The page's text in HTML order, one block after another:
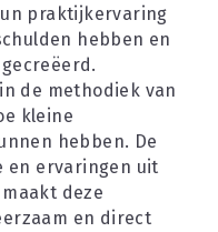
praktijkervaring
hebben en
de methodiek van
kleine
hebben. De
en ervaringen uit
deze
en direct